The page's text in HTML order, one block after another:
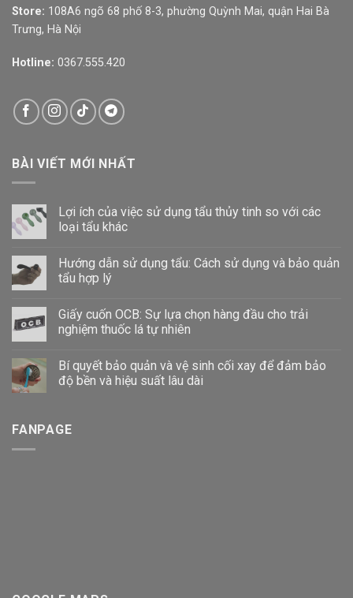
Store: 108A6 ngõ 68 phố 8-3, phường Quỳnh Mai, quận Hai Bà
Trưng, Hà Nội
Hotline: 0367.555.420
BÀI VIẾT MỚI NHẤT
Lợi ích của việc sử dụng tẩu thủy tinh so với các
loại tẩu khác
Hướng dẫn sử dụng tẩu: Cách sử dụng và bảo quản
tẩu hợp lý
Giấy cuốn OCB: Sự lựa chọn hàng đầu cho trải
nghiệm thuốc lá tự nhiên
Bí quyết bảo quản và vệ sinh cối xay để đảm bảo
độ bền và hiệu suất lâu dài
FANPAGE